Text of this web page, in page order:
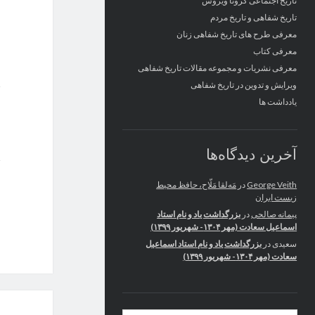
تاریخ شفاهی و تاریخ مردم
معرفی طرح های تاریخ شفاهی زنان
معرفی کتاب
معرفی نشریات و مجموعه مقالات تاریخ شفاهی
ویرایش و تدوین در تاریخ شفاهی
یادداشت ها
آخرین دیدگاه‌ها
George Veith در مَه‌لقا مَلّاح، حافظ محیط
زیست ایران
پیمانه صالحی در بزرگداشت یاد و نام استاد
اسماعیل سعادت (مهر ۱۳۰۴- شهریور ۱۳۹۹)
سعیدی در بزرگداشت یاد و نام استاد اسماعیل
سعادت (مهر ۱۳۰۴- شهریور ۱۳۹۹)